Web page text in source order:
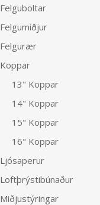
Felguboltar
Felgumiðjur
Felgurær
Koppar
13" Koppar
14" Koppar
15" Koppar
16" Koppar
Ljósaperur
Loftþrýstibúnaður
Miðjustýringar